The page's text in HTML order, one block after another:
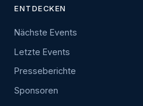
ENTDECKEN
Nächste Events
Letzte Events
Presseberichte
Sponsoren